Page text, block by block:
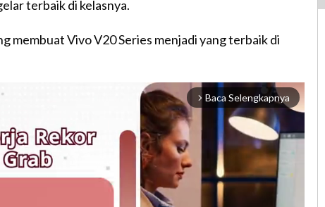
terbaik di kelasnya.
membuat Vivo V20 Series menjadi yang terbaik di
arrow_forward_ios Baca Selengkapnya